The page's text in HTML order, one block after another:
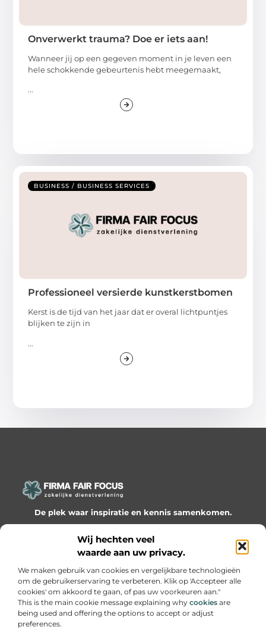
Wij hechten veel
waarde aan uw privacy.
We maken gebruik van cookies en vergelijkbare technologieën
om de gebruikerservaring te verbeteren. Klik op 'Accepteer alle
cookies' om akkoord te gaan, of pas uw voorkeuren aan."
This is the main cookie message explaining why cookies are
being used and offering the options to accept or adjust
preferences.
Onverwerkt trauma? Doe er iets aan!
Wanneer jij op een gegeven moment in je leven een
hele schokkende gebeurtenis hebt meegemaakt,
...
BUSINESS / BUSINESS SERVICES
Professioneel versierde kunstkerstbomen
Kerst is de tijd van het jaar dat er overal lichtpuntjes
blijken te zijn in
...
De plek waar inspiratie en kennis samenkomen.
Ontdek onze blogs en artikelen en laat je verrassen door
waardevolle inzichten en nieuwe ideeën!
Bericht categorie
Onze informatie